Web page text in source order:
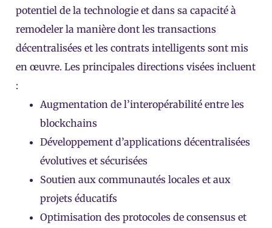
potentiel de la technologie et dans sa capacité à
remodeler la manière dont les transactions
décentralisées et les contrats intelligents sont mis
en œuvre. Les principales directions visées incluent
:
Augmentation de l’interopérabilité entre les
blockchains
Développement d’applications décentralisées
évolutives et sécurisées
Soutien aux communautés locales et aux
projets éducatifs
Optimisation des protocoles de consensus et